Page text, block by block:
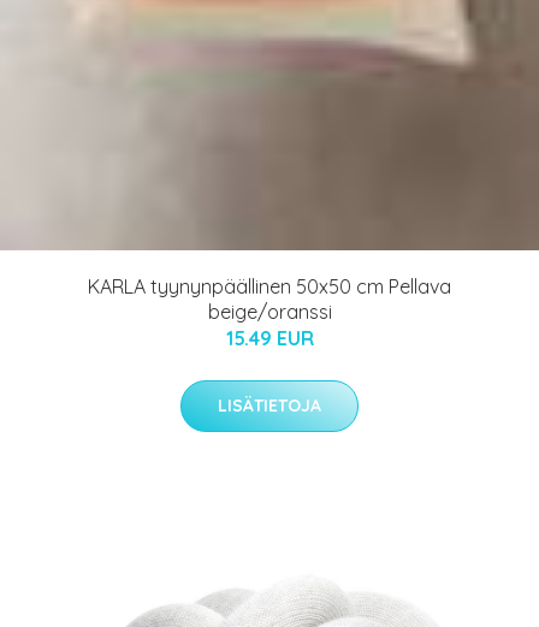
KARLA tyynynpäällinen 50x50 cm Pellava
beige/oranssi
15.49 EUR
LISÄTIETOJA